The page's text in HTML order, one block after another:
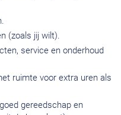
(zoals jij wilt).
service en onderhoud
ruimte voor extra uren als
gereedschap en